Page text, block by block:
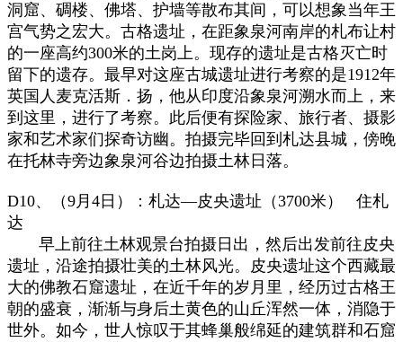
洞窟、碉楼、佛塔、护墙等散布其间，可以想象当年王
宫气势之宏大。古格遗址，在距象泉河南岸的札布让村
的一座高约300米的土岗上。现存的遗址是古格灭亡时
留下的遗存。最早对这座古城遗址进行考察的是1912年
英国人麦克活斯．扬，他从印度沿象泉河溯水而上，来
到这里，进行了考察。此后便有探险家、旅行者、摄影
家和艺术家们探奇访幽。拍摄完毕回到札达县城，傍晚
在托林寺旁边象泉河谷边拍摄土林日落。
D10、（9月4日）：札达—皮央遗址（3700米） 住札
达
早上前往土林观景台拍摄日出，然后出发前往皮央
遗址，沿途拍摄壮美的土林风光。皮央遗址这个西藏最
大的佛教石窟遗址，在近千年的岁月里，经历过古格王
朝的盛衰，渐渐与身后土黄色的山丘浑然一体，消隐于
世外。如今，世人惊叹于其蜂巢般绵延的建筑群和石窟